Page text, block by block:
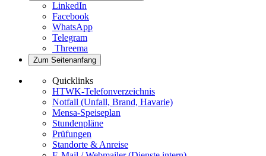
LinkedIn
Facebook
WhatsApp
Telegram
Threema
Zum Seitenanfang
Quicklinks
HTWK-Telefonverzeichnis
Notfall (Unfall, Brand, Havarie)
Mensa-Speiseplan
Stundenpläne
Prüfungen
Standorte & Anreise